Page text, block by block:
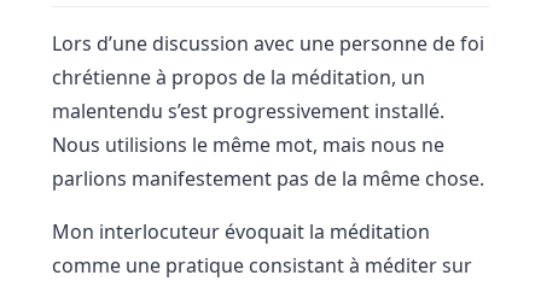
Lors d’une discussion avec une personne de foi
chrétienne à propos de la méditation, un
malentendu s’est progressivement installé.
Nous utilisions le même mot, mais nous ne
parlions manifestement pas de la même chose.
Mon interlocuteur évoquait la méditation
comme une pratique consistant à méditer sur